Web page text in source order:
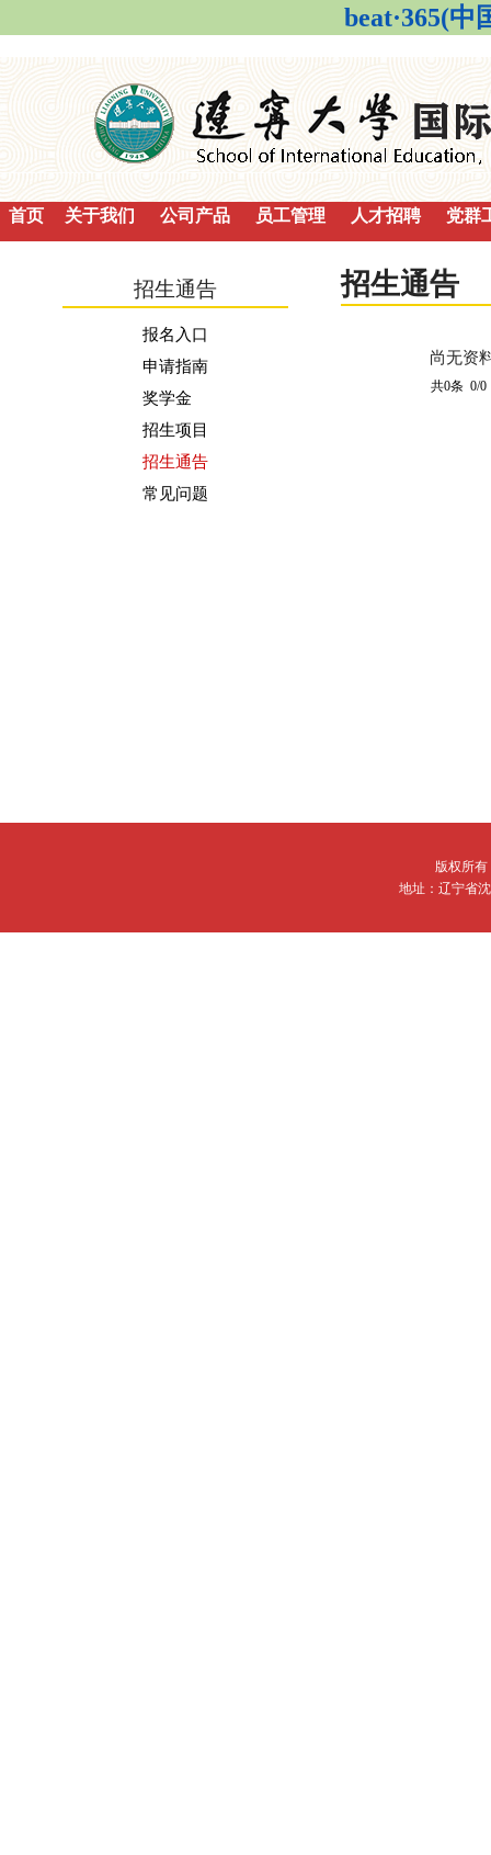
beat·365(
首页 关于我们 公司产品 员工管理 人才招聘 党群
招生通告
报名入口
申请指南
奖学金
招生项目
招生通告
常见问题
招生通告
尚无资
共0条 0/0
版权所
地址：辽宁省